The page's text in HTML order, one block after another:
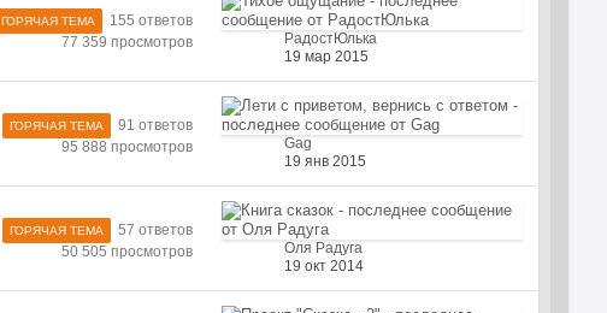
ГОРЯЧАЯ ТЕМА
155 ответов
77 359 просмотров
РадостЮлька
19 мар 2015
ГОРЯЧАЯ ТЕМА
91 ответов
95 888 просмотров
Gag
19 янв 2015
ГОРЯЧАЯ ТЕМА
57 ответов
50 505 просмотров
Оля Радуга
19 окт 2014